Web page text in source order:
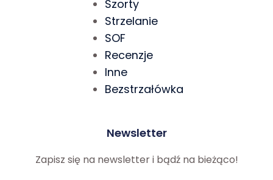
Newsletter
Zapisz się na newsletter i bądź na bieżąco!
Szorty
Strzelanie
SOF
Recenzje
Inne
Bezstrzałówka